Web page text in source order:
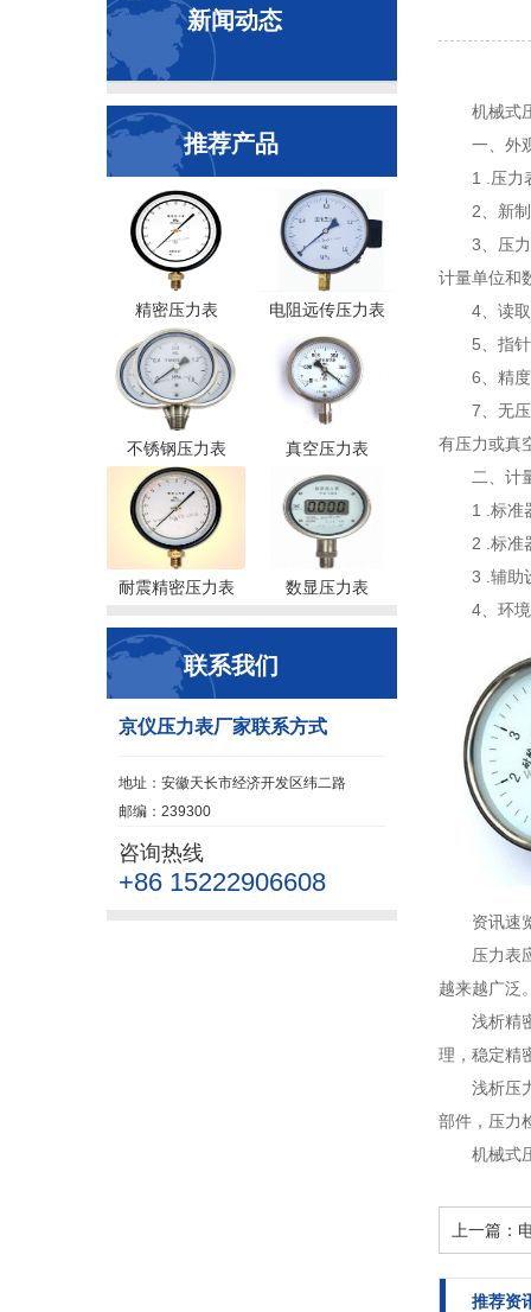
新闻动态
推荐产品
精密压力表 电阻远传压力表
不锈钢压力表 真空压力表
耐震精密压力表 数显压力表
联系我们
京仪压力表厂家联系方式
地址：安徽天长市经济开发区纬二路
邮编：239300
咨询热线
+86 15222906608
机械式
一、外
1 .压力
2、新
3、压
计量单位和
4、读
5、指
6、精
7、无
有压力或真
二、计
1 .标准
2 .标准
3 .辅助
4、环
资讯速
压力表
越来越广泛
浅析精
理，稳定精
浅析压
部件，压力
机械式
上一篇：
推荐资